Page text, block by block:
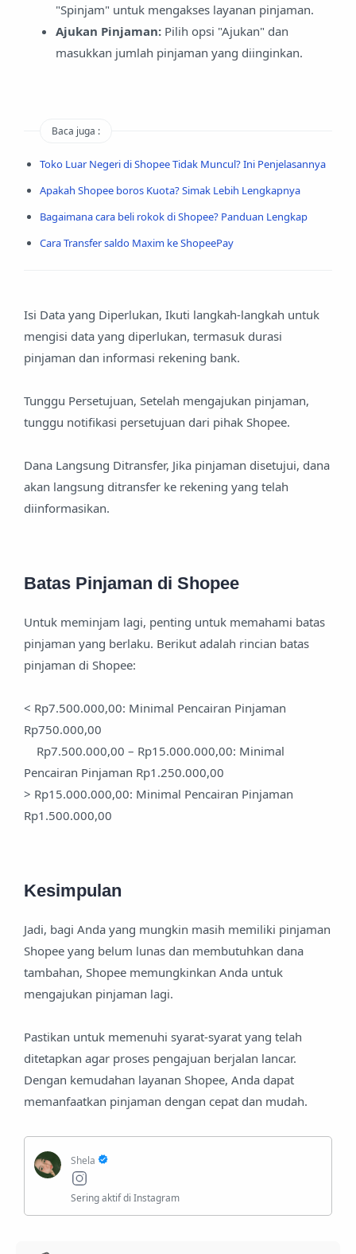
"Spinjam" untuk mengakses layanan pinjaman.
Ajukan Pinjaman: Pilih opsi "Ajukan" dan
masukkan jumlah pinjaman yang diinginkan.
Baca juga :
Toko Luar Negeri di Shopee Tidak Muncul? Ini Penjelasannya
Apakah Shopee boros Kuota? Simak Lebih Lengkapnya
Bagaimana cara beli rokok di Shopee? Panduan Lengkap
Cara Transfer saldo Maxim ke ShopeePay
Isi Data yang Diperlukan, Ikuti langkah-langkah untuk
mengisi data yang diperlukan, termasuk durasi
pinjaman dan informasi rekening bank.
Tunggu Persetujuan, Setelah mengajukan pinjaman,
tunggu notifikasi persetujuan dari pihak Shopee.
Dana Langsung Ditransfer, Jika pinjaman disetujui, dana
akan langsung ditransfer ke rekening yang telah
diinformasikan.
Batas Pinjaman di Shopee
Untuk meminjam lagi, penting untuk memahami batas
pinjaman yang berlaku. Berikut adalah rincian batas
pinjaman di Shopee:
< Rp7.500.000,00: Minimal Pencairan Pinjaman
Rp750.000,00
Rp7.500.000,00 – Rp15.000.000,00: Minimal
Pencairan Pinjaman Rp1.250.000,00
> Rp15.000.000,00: Minimal Pencairan Pinjaman
Rp1.500.000,00
Kesimpulan
Jadi, bagi Anda yang mungkin masih memiliki pinjaman
Shopee yang belum lunas dan membutuhkan dana
tambahan, Shopee memungkinkan Anda untuk
mengajukan pinjaman lagi.
Pastikan untuk memenuhi syarat-syarat yang telah
ditetapkan agar proses pengajuan berjalan lancar.
Dengan kemudahan layanan Shopee, Anda dapat
memanfaatkan pinjaman dengan cepat dan mudah.